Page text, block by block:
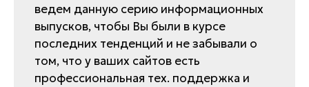
ведем данную серию информационных
выпусков, чтобы Вы были в курсе
последних тенденций и не забывали о
том, что у ваших сайтов есть
профессиональная тех. поддержка и